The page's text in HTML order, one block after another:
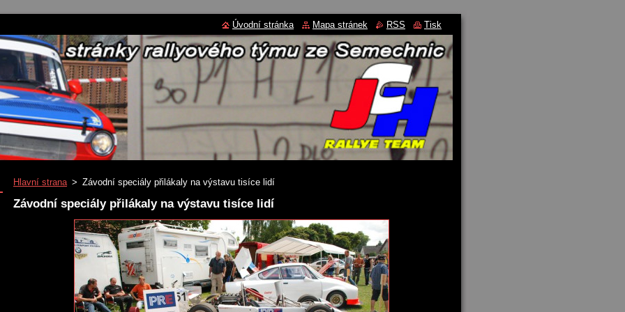
Hlavní strana > Závodní speciály přilákaly na výstavu tisíce lidí
Závodní speciály přilákaly na výstavu tisíce lidí
Úvodní stránka Mapa stránek RSS Tisk